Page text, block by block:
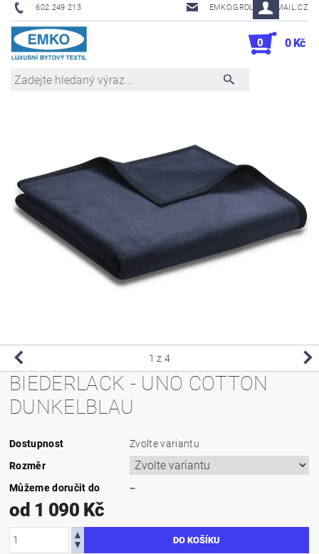
602 249 213 EMKO.GROUSL@EMAIL.CZ
0 0 Kč
1 z 4
BIEDERLACK - UNO COTTON
DUNKELBLAU
Dostupnost
Zvolte variantu
Rozměr
Můžeme doručit do
–
od 1 090 Kč